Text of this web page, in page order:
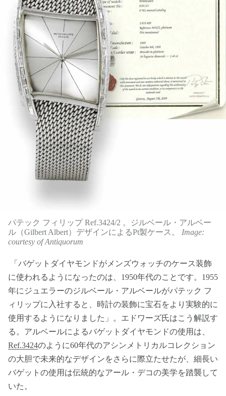
パテック フィリップ Ref.3424/2 。ジルベール・アルベー
ル（Gilbert Albert）デザインによるPt製ケース。 Image:
courtesy of Antiquorum
「バゲットダイヤモンドがメンズウォッチのケース装飾
に使われるようになったのは、1950年代のことです。1955
年にジュエラーのジルベール・アルベールがパテック フ
ィリップに入社すると、時計の装飾に宝石をより実験的に
使用するようになりました」。エドワーズ氏はこう解説す
る。アルベールによるバゲットダイヤモンドの使用は、
Ref.3424のように60年代のアシンメトリカルコレクション
の大胆で未来的なデザインをさらに際立たせたが、細長い
バゲットの使用は伝統的なアール・デコの美学を踏襲して
いた。